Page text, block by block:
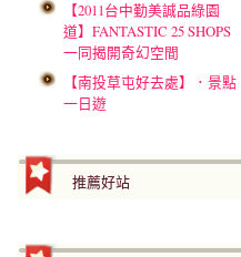
【2011台中勤美誠品綠園
道】FANTASTIC 25 SHOPS
一同揭開奇幻空間
【南投草屯好去處】．景點
一日遊
推薦好站